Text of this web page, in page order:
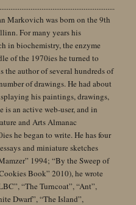
Markovich was born on the 9th
For many years his
in biochemistry, the enzyme
of the 1970ies he turned to
the author of several hundreds of
of drawings. He had about
his paintings, drawings,
an active web-user, and in
and Arts Almanac
he began to write. He has four
and miniature sketches
1994; “By the Sweep of
Book” 2010), he wrote
“The Turncoat”, “Ant”,
Dwarf”, “The Island”,